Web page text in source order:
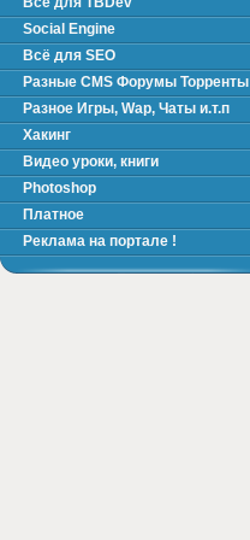
Social Engine
Всё для SEO
Разные CMS Форумы Торренты
Разное Игры, Wap, Чаты и.т.п
Хакинг
Видео уроки, книги
Photoshop
Платное
Реклама на портале !